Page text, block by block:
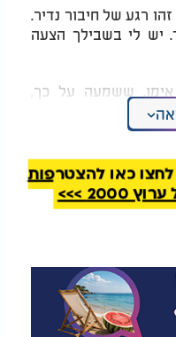
רגע של חיבור נדיר.
יש לי בשבילך הצעה
אימו, ששמעה על כך,
יתומה, ולא תהיה
ביקש להיפגש.
בזיווג שאינו
כי לא היתה שום
לפתע ונפטרה. ביום
שמע יוסף חיים
כאן להצטרפות
>>>